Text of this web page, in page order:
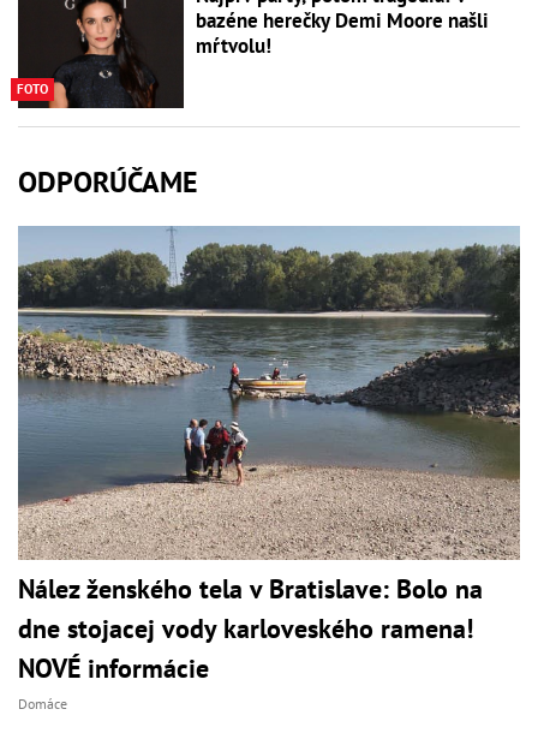
FOTO
bazéne herečky Demi Moore našli
mŕtvolu!
ODPORÚČAME
Nález ženského tela v Bratislave: Bolo na
dne stojacej vody karloveského ramena!
NOVÉ informácie
Domáce